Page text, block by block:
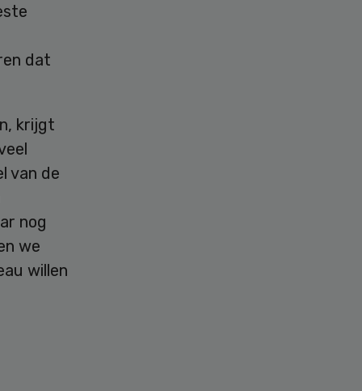
dat
krijgt
van de
nog
we
willen